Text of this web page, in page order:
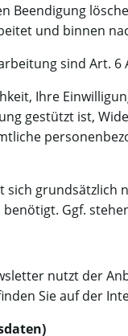
Beendigung
und binnen
sind Art. 6
Ihre
gestützt ist,
grundsätzlich
Ggf.
nutzt der
Sie auf der